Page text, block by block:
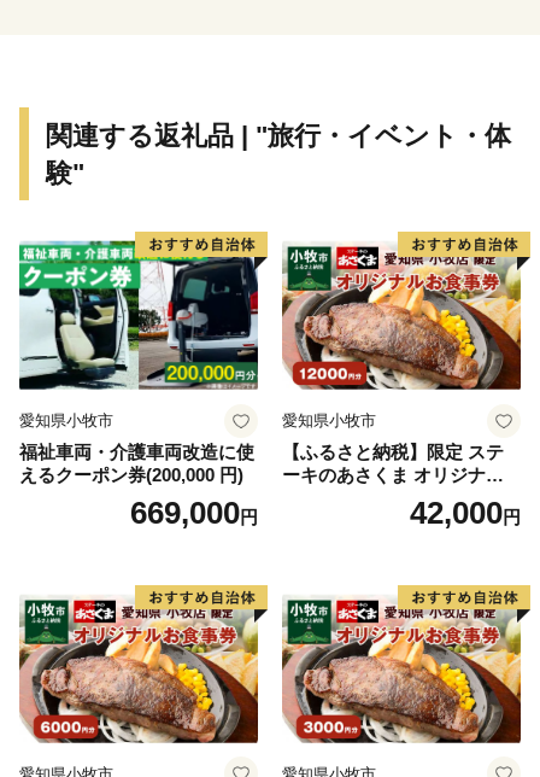
関連する返礼品 | "旅行・イベント・体
験"
愛知県小牧市
福祉車両・介護車両改造に使
えるクーポン券(200,000 円)
669,000円
愛知県小牧市
【ふるさと納税】限定 ステ
ーキのあさくま オリジナル
お食事券 12000円 お好きなメ
ニュー 好きなだけ コーンス
県 小牧店 小牧市 チケット 送
料無料
42,000円